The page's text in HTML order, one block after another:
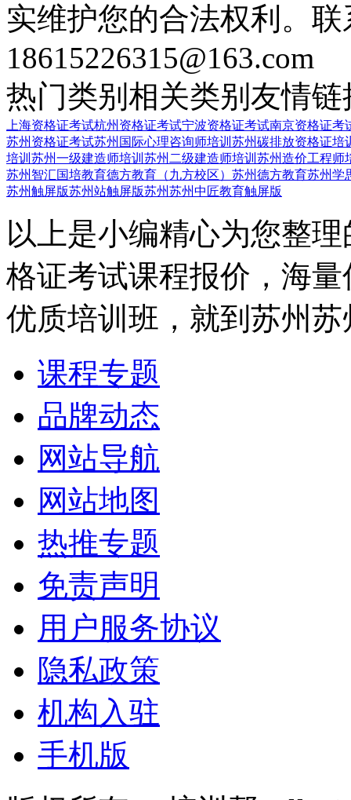
实维护您的合法权利。
18615226315@163.com
热门类别 相关类别 友情链
上海资格证考试杭州资格证考试宁波资格证考试南京资格证考
苏州资格证考试苏州国际心理咨询师培训 苏州碳排放资格证培
培训 苏州一级建造师培训 苏州二级建造师培训 苏州造价工程师
苏州智汇国培教育德方教育（九方校区） 苏州德方教育苏州学
苏州触屏版苏州站触屏版苏州苏州中匠教育触屏版
以上是小编精心为您整
格证考试课程报价，海
优质培训班，就到苏州
课程专题
品牌动态
网站导航
网站地图
热推专题
免责声明
用户服务协议
隐私政策
机构入驻
手机版